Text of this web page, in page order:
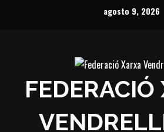
agosto 9, 2026
FEDERACIÓ